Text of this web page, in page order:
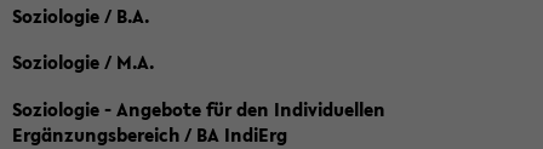
Soziologie / B.A.
Soziologie / M.A.
Soziologie - Angebote für den Individuellen
Ergänzungsbereich / BA IndiErg